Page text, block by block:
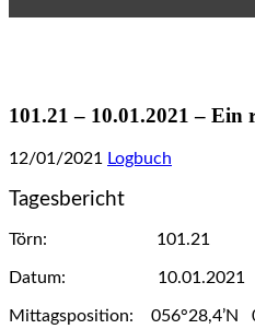
101.21 – 10.01.2021 – Ein
12/01/2021 Logbuch
Tagesbericht
Törn: 101.21
Datum: 10.01.2021
Mittagsposition: 056°28,4’N